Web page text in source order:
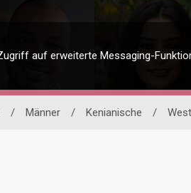
auf erweiterte Messaging-
/ Männer / Kenianische /